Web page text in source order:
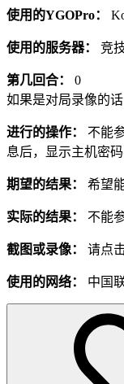
使用的YGOPro：
使用的服务器： 竞
第几回合：
0
如果是对局录像的
进行的操作：
不能
息后，显示主机密码
期望的结果： 希望
实际的结果： 不能
截图或录像： 请点
使用的网络： 中国